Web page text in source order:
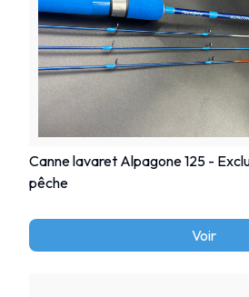
Canne lavaret Alpagone 125 -
pêche
Voir